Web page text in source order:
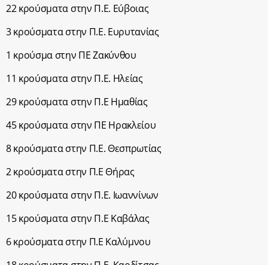
22 κρούσματα στην Π.Ε. Εύβοιας
3 κρούσματα στην Π.Ε. Ευρυτανίας
1 κρούσμα στην ΠΕ Ζακύνθου
11 κρούσματα στην Π.Ε. Ηλείας
29 κρούσματα στην Π.Ε Ημαθίας
45 κρούσματα στην ΠΕ Ηρακλείου
8 κρούσματα στην Π.Ε. Θεσπρωτίας
2 κρούσματα στην Π.Ε Θήρας
20 κρούσματα στην Π.Ε. Ιωαννίνων
15 κρούσματα στην Π.Ε Καβάλας
6 κρούσματα στην Π.Ε Καλύμνου